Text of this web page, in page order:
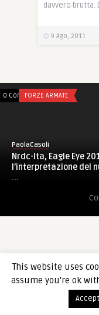
davvero brutta.
9 Ago, 2011
0 CommentsFORZE ARMATE
PaolaCasoli
Nrdc-Ita, Eagle Eye
l’interpretazione del
...
This website uses
assume you're ok
Accept